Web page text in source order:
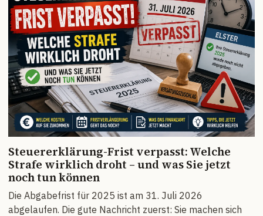
Steuererklärung-Frist verpasst: Welche
Strafe wirklich droht – und was Sie jetzt
noch tun können
Die Abgabefrist für 2025 ist am 31. Juli 2026
abgelaufen. Die gute Nachricht zuerst: Sie machen sich